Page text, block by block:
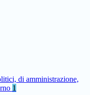
di amministrazione,
1